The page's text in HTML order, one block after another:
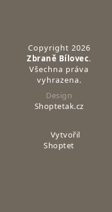
Copyright 2026
Zbraně Bílovec.
Všechna práva
vyhrazena.
Design
Shoptetak.cz
Vytvořil
Shoptet